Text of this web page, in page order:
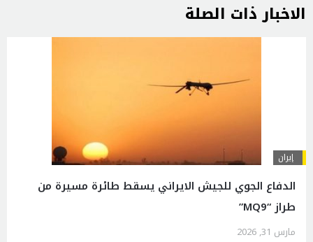
الاخبار ذات الصلة
إيران
الدفاع الجوي للجيش الايراني يسقط طائرة مسيرة من
طراز “MQ9”
مارس 31, 2026